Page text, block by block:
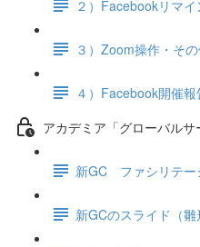
２）Facebookリマイ
３）Zoom操作・そ
４）Facebook開催報
アカデミア「グローバル
新GC ファシリテー
新GCのスライド（雛